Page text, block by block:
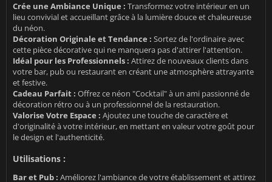
Crée une Ambiance Unique : Transformez votre intérieur en un
lieu convivial et accueillant grâce à la lumière douce et chaleureuse
du néon.
Décoration Originale et Tendance : Sortez de l'ordinaire avec
cette pièce décorative qui ne manquera pas d'attirer l'attention.
Idéal pour les Professionnels : Attirez de nouveaux clients dans
votre bar, pub ou restaurant en créant une atmosphère attrayante
et festive.
Cadeau Parfait : Offrez ce néon "Cocktail" à un ami passionné de
décoration rétro ou à un professionnel de la restauration.
Valorise Votre Espace : Ajoutez une touche de caractère et
d'originalité à votre intérieur, en mettant en valeur votre goût pour
le design et l'authenticité.
Utilisations :
Bar et Pub : Améliorez l'ambiance de votre établissement et attirez